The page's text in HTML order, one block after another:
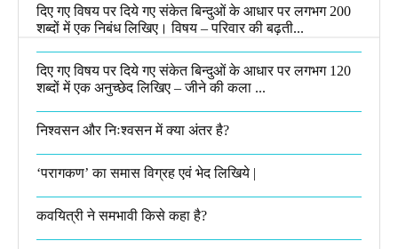
दिए गए विषय पर दिये गए संकेत बिन्दुओं के आधार पर लगभग 200
शब्दों में एक निबंध लिखिए। विषय – परिवार की बढ़ती...
दिए गए विषय पर दिये गए संकेत बिन्दुओं के आधार पर लगभग 120
शब्दों में एक अनुच्छेद लिखिए – जीने की कला ...
निश्वसन और निःश्वसन में क्या अंतर है?
‘परागकण’ का समास विग्रह एवं भेद लिखिये |
कवयित्री ने समभावी किसे कहा है?